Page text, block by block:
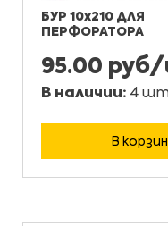
БУР 10х210 ДЛЯ
ПЕРФОРАТОРА
95.00
В наличии: 4
В